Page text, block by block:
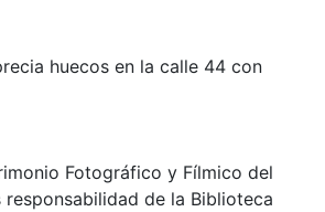
huecos en la calle 44 con
Fotográfico y Fílmico del
responsabilidad de la Biblioteca